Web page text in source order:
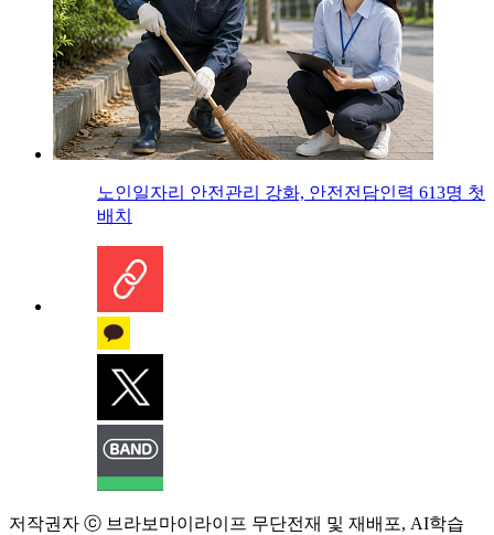
노인일자리 안전관리 강화, 안전전담인력 613명 첫
배치
저작권자 ⓒ 브라보마이라이프 무단전재 및 재배포, AI학습